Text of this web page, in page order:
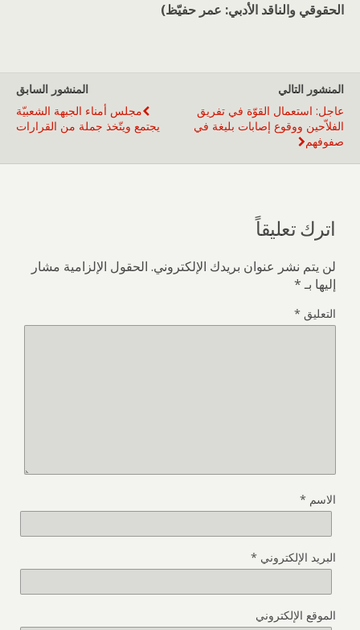
الحقوقي والناقد الأدبي: عمر حفيّظ)
المنشور السابق
مجلس أمناء الجبهة الشعبيّة
يجتمع ويتّخذ جملة من القرارات
المنشور التالي
عاجل: استعمال القوّة في تفريق
الفلاّحين ووقوع إصابات بليغة في
صفوفهم
اترك تعليقاً
لن يتم نشر عنوان بريدك الإلكتروني. الحقول الإلزامية مشار
إليها بـ*
التعليق *
الاسم *
البريد الإلكتروني *
الموقع الإلكتروني